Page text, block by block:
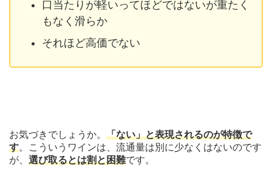
口当たりが軽いってほどではないが重たく
もなく滑らか
それほど高価でない
お気づきでしょうか。 「ない」と表現されるのが特徴で
す。こういうワインは、流通量は別に少なくはないのです
が、 選び取るとは割と困難です。